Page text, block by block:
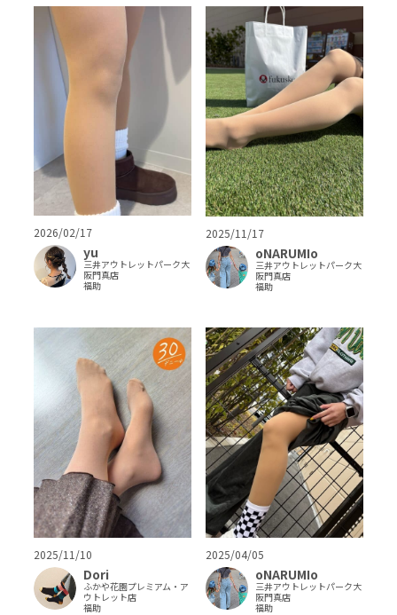
2026/02/17
yu
三井アウトレットパーク大
阪門真店
福助
2025/11/17
oNARUMIo
三井アウトレットパーク大
阪門真店
福助
2025/11/10
Dori
ふかや花園プレミアム・ア
ウトレット店
福助
2025/04/05
oNARUMIo
三井アウトレットパーク大
阪門真店
福助